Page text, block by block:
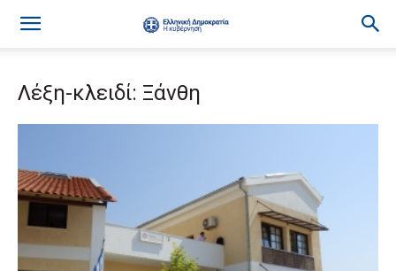
Λέξη-κλειδί: Ξάνθη